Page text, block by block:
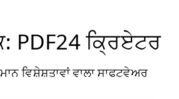
PDF24 ਕ੍ਰਿਏਟਰ
ਵਿਸ਼ੇਸ਼ਤਾਵਾਂ ਵਾਲਾ ਸਾਫਟਵੇਅਰ